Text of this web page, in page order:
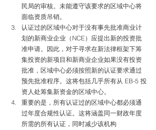
民局的审核。未能遵守该要求的区域中心将
面临资质吊销。
认证过的区域中心对于没有事先批准商业计
划的新商业企业（NCE）应提出新的投资批
准申请。因此，对于寻求在新法律框架下筹
集投资的新项目和新商业企业如果没有投资
批准，区域中心必须按照新的认证要求通过
预先批准程序。这将包括几乎所有从 EB-5 投
资人处筹集新资金的区域中心。
重要的是，所有认证过的区域中心都必须通
过年度合规性认证。这将涵盖同一财政年度
所需的所有认证，同时减少该机构